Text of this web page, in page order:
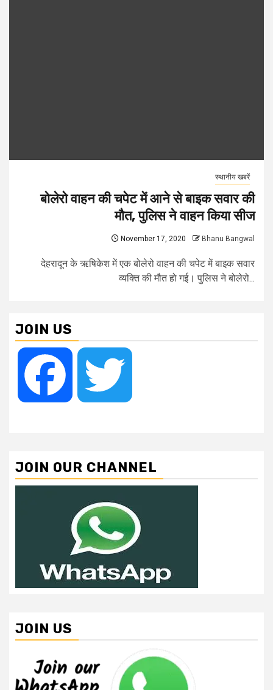
स्थानीय खबरें
बोलेरो वाहन की चपेट में आने से बाइक सवार की
मौत, पुलिस ने वाहन किया सीज
November 17, 2020 Bhanu Bangwal
देहरादून के ऋषिकेश में एक बोलेरो वाहन की चपेट में बाइक सवार
व्यक्ति की मौत हो गई। पुलिस ने बोलेरो...
JOIN US
Facebook
JOIN OUR CHANNEL
JOIN US